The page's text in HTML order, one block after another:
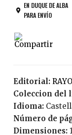
EN DUQUE DE ALBA
PARA ENVÍO
Editorial:
Coleccion del
Idioma:
Número de
Dimensiones: